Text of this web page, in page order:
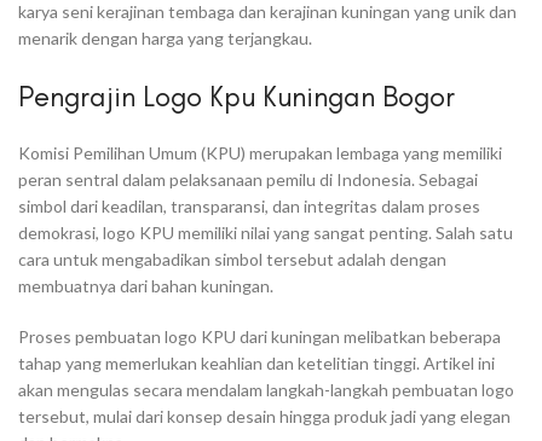
karya seni kerajinan tembaga dan kerajinan kuningan yang unik dan
menarik dengan harga yang terjangkau.
Pengrajin Logo Kpu Kuningan Bogor
Komisi Pemilihan Umum (KPU) merupakan lembaga yang memiliki
peran sentral dalam pelaksanaan pemilu di Indonesia. Sebagai
simbol dari keadilan, transparansi, dan integritas dalam proses
demokrasi, logo KPU memiliki nilai yang sangat penting. Salah satu
cara untuk mengabadikan simbol tersebut adalah dengan
membuatnya dari bahan kuningan.
Proses pembuatan logo KPU dari kuningan melibatkan beberapa
tahap yang memerlukan keahlian dan ketelitian tinggi. Artikel ini
akan mengulas secara mendalam langkah-langkah pembuatan logo
tersebut, mulai dari konsep desain hingga produk jadi yang elegan